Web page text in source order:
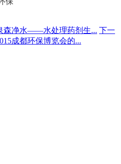
森净水——水处理药剂生... 下一
成都环保博览会的...